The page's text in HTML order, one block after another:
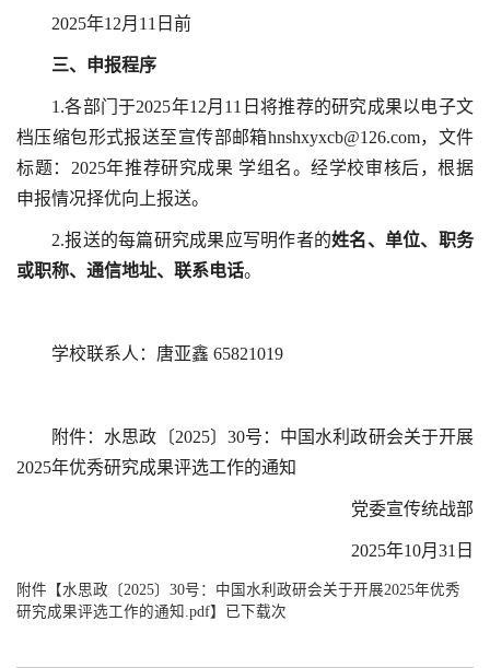
2025年12月11日前
三、申报程序
1.各部门于2025年12月11日将推荐的研究成果以电子文
档压缩包形式报送至宣传部邮箱hnshxyxcb@126.com，文件
标题：2025年推荐研究成果 学组名。经学校审核后，根据
申报情况择优向上报送。
2.报送的每篇研究成果应写明作者的姓名、单位、职务
或职称、通信地址、联系电话。
学校联系人：唐亚鑫 65821019
附件：水思政〔2025〕30号：中国水利政研会关于开展
2025年优秀研究成果评选工作的通知
党委宣传统战部
2025年10月31日
附件【水思政〔2025〕30号：中国水利政研会关于开展2025年优秀
研究成果评选工作的通知.pdf】已下载次